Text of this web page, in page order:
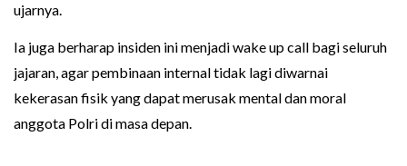
ujarnya.
Ia juga berharap insiden ini menjadi wake up call bagi seluruh
jajaran, agar pembinaan internal tidak lagi diwarnai
kekerasan fisik yang dapat merusak mental dan moral
anggota Polri di masa depan.